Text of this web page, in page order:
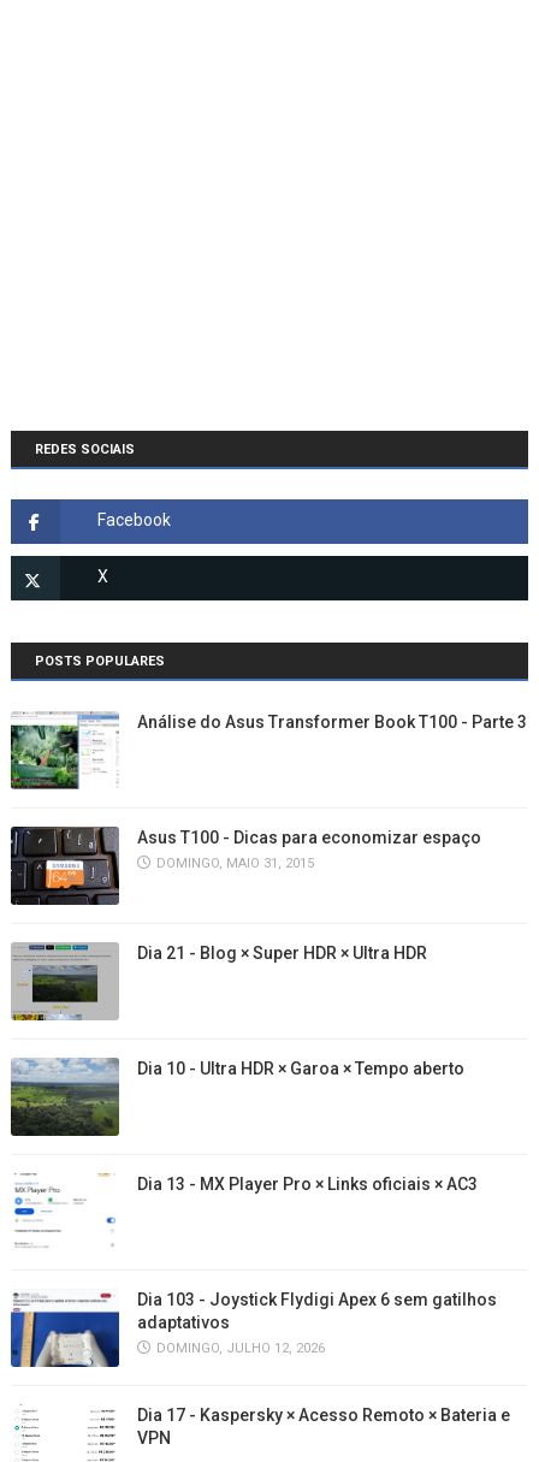
REDES SOCIAIS
POSTS POPULARES
Análise do Asus Transformer Book T100 - Parte 3
Asus T100 - Dicas para economizar espaço
DOMINGO, MAIO 31, 2015
Dia 21 - Blog × Super HDR × Ultra HDR
Dia 10 - Ultra HDR × Garoa × Tempo aberto
Dia 13 - MX Player Pro × Links oficiais × AC3
Dia 103 - Joystick Flydigi Apex 6 sem gatilhos
adaptativos
DOMINGO, JULHO 12, 2026
Dia 17 - Kaspersky × Acesso Remoto × Bateria e
VPN